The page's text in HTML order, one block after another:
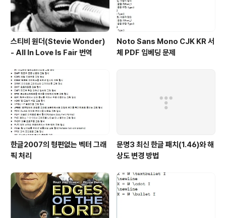
스티비 원더(Stevie Wonder)
- All In Love Is Fair 번역
Noto Sans Mono CJK KR 서
체 PDF 임베딩 문제
한글2007의 형편없는 벡터 그래
픽 처리
문명3 최신 한글 패치(1.46)와 해
상도 변경 방법